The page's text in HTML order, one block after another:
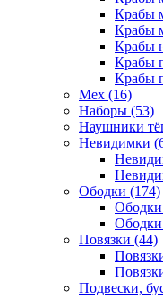
Крабы
Крабы
Крабы
Крабы
Крабы
Мех (16)
Наборы (53)
Наушники
Невидимки
Ободки (174)
Ободки
Ободки
Повязки (44)
Подвески,